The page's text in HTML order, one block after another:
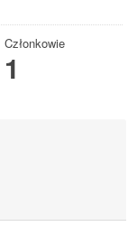
Członkowie
1